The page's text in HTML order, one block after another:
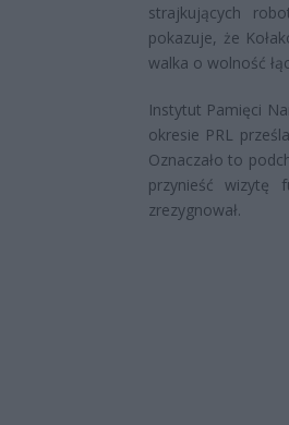
strajkujących
pokazuje, że
walka o wolność
Instytut Pamięci
okresie PRL
Oznaczało to
przynieść wizytę
zrezygnował.